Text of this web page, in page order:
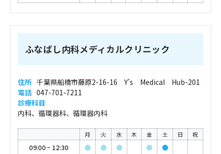
ふなばし内科メディカルクリニック
住所 千葉県船橋市藤原2-16-16 Y’s Medical Hub-201
電話 047-701-7211
診療科目
内科、循環器科、循環器内科
月 火 水 木 金 土 日 祝
09:00~ 12:30 ● ● ● ●
●